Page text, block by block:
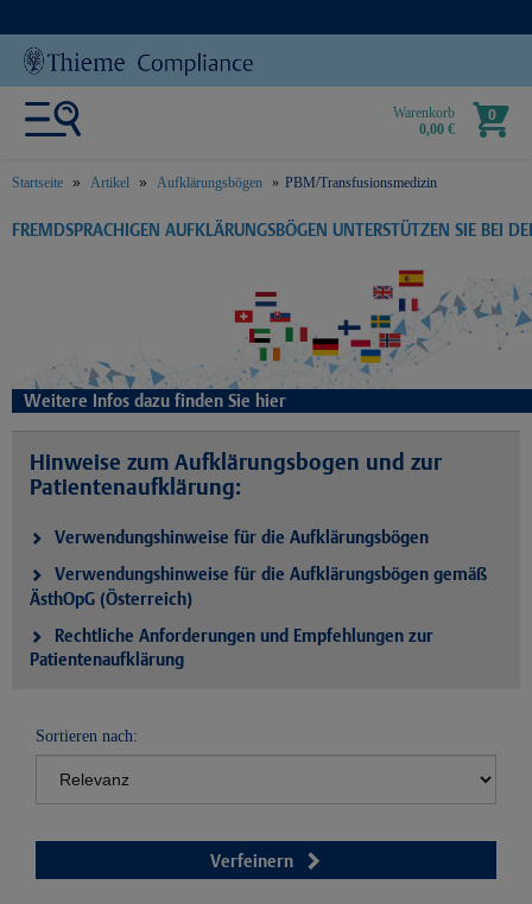
Warenkorb
0,00 €
0
Startseite Artikel Aufklärungsbögen PBM/Transfusionsmedizin
text.skipToContent
text.skipToNavigation
FREMDSPRACHIGEN AUFKLÄRUNGSBÖGEN UNTERSTÜTZEN SIE BEI
Weitere Infos dazu finden Sie hier
Hinweise zum Aufklärungsbogen und zur
Patientenaufklärung:
Verwendungshinweise für die Aufklärungsbögen
Verwendungshinweise für die Aufklärungsbögen gemäß
ÄsthOpG (Österreich)
Rechtliche Anforderungen und Empfehlungen zur
Patientenaufklärung
Sortieren nach:
Verfeinern